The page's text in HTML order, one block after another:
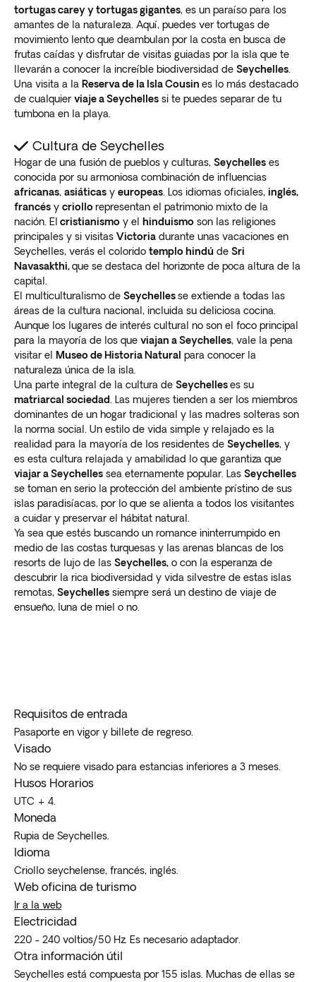
tortugas carey y tortugas gigantes, es un paraíso para los
amantes de la naturaleza. Aquí, puedes ver tortugas de
movimiento lento que deambulan por la costa en busca de
frutas caídas y disfrutar de visitas guiadas por la isla que te
llevarán a conocer la increíble biodiversidad de Seychelles
Una visita a la Reserva de la Isla Cousin es lo más destacado
de cualquier viaje a Seychelles si te puedes separar de tu
tumbona en la playa.
Cultura de Seychelles
Hogar de una fusión de pueblos y culturas, Seychelles es
conocida por su armoniosa combinación de influencias
africanas, asiáticas y europeas . Los idiomas oficiales, inglés,
francés y criollorepresentan el patrimonio mixto de la
nación. El cristianismo y el hinduismo son las religiones
principales y si visitas Victoria durante unas vacaciones en
Seychelles, verás el colorido templo hindú de Sri
Navasakthi,que se destaca del horizonte de poca altura de la
capital.
El multiculturalismo de Seychellesse extiende a todas las
áreas de la cultura nacional, incluida su deliciosa cocina.
Aunque los lugares de interés cultural no son el foco principal
para la mayoría de los que viajan a Seychelles, vale la pena
visitar el
Museo de Historia Natural para conocer la
naturaleza única de la isla.
Una parte integral de la cultura de Seychelleses su
matriarcal sociedad
. Las mujeres tienden a ser los miembros
dominantes de un hogar tradicional y las madres solteras son
la norma social. Un estilo de vida simple y relajado es la
realidad para la mayoría de los residentes de Seychelles, y
es esta cultura relajada y amabilidad lo que garantiza que
viajar a Seychelles sea ​​eternamente popular. Las Seychelles
se toman en serio la protección del ambiente prístino de sus
islas paradisíacas, por lo que se alienta a todos los visitantes
a cuidar y preservar el hábitat natural.
Ya sea que estés buscando un romance ininterrumpido en
medio de las costas turquesas y las arenas blancas de los
resorts de lujo de las Seychelles, o con la esperanza de
descubrir la rica biodiversidad y vida silvestre de estas islas
remotas, Seychelles siempre será un destino de viaje de
ensueño, luna de miel o no.
Requisitos de entrada
Pasaporte en vigor y billete de regreso.
Visado
No se requiere visado para estancias inferiores a 3 meses.
Husos Horarios
UTC + 4.
Moneda
Rupia de Seychelles.
Idioma
Criollo seychelense, francés, inglés.
Web oficina de turismo
Ir a la web
Electricidad
220 - 240 voltios/50 Hz. Es necesario adaptador.
Otra información útil
Seychelles está compuesta por 155 islas. Muchas de ellas se